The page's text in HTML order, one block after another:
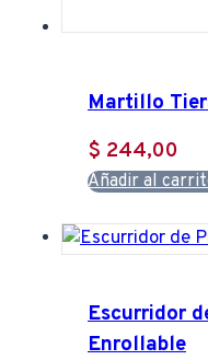
Martillo
$ 244,00
Añadir al
Escurridor
Enrollable